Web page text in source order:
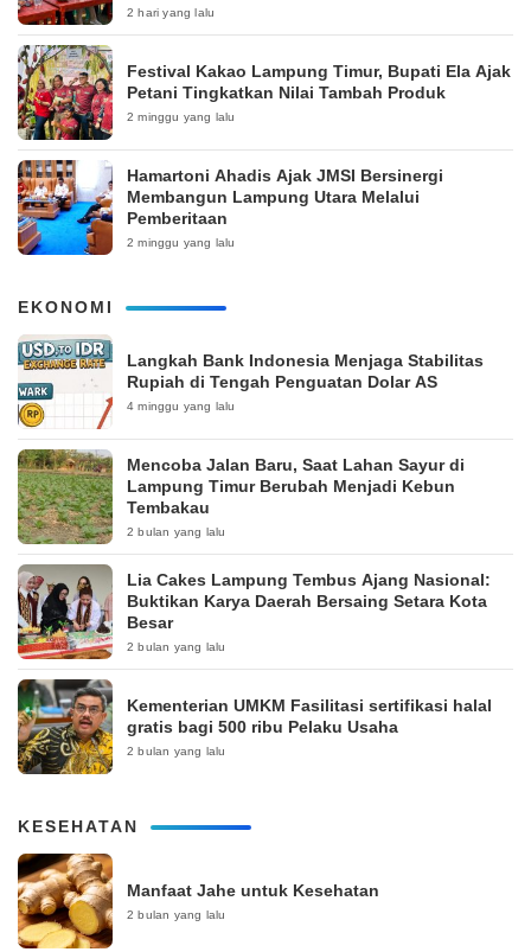
2 hari yang lalu
‎Festival Kakao Lampung Timur, Bupati Ela Ajak
Petani Tingkatkan Nilai Tambah Produk
2 minggu yang lalu
Hamartoni Ahadis Ajak JMSI Bersinergi
Membangun Lampung Utara Melalui
Pemberitaan
2 minggu yang lalu
EKONOMI
Langkah Bank Indonesia Menjaga Stabilitas
Rupiah di Tengah Penguatan Dolar AS
4 minggu yang lalu
Mencoba Jalan Baru, Saat Lahan Sayur di
Lampung Timur Berubah Menjadi Kebun
Tembakau
2 bulan yang lalu
Lia Cakes Lampung Tembus Ajang Nasional:
Buktikan Karya Daerah Bersaing Setara Kota
Besar
2 bulan yang lalu
Kementerian UMKM Fasilitasi sertifikasi halal
gratis bagi 500 ribu Pelaku Usaha
2 bulan yang lalu
KESEHATAN
Manfaat Jahe untuk Kesehatan
2 bulan yang lalu